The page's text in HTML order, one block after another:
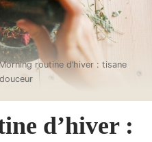
routine d’hiver : tisane
d’hiver :